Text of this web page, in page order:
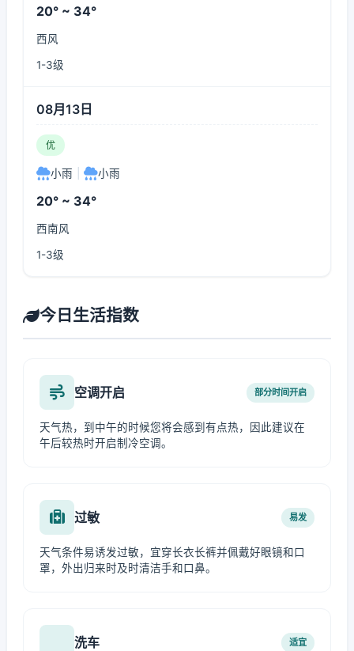
20° ~ 34°
西风
1-3级
08月13日
优
小雨 小雨
20° ~ 34°
西南风
1-3级
今日生活指数
空调开启 部分时间开启
天气热，到中午的时候您将会感到有点热，因此建议在
午后较热时开启制冷空调。
过敏 易发
天气条件易诱发过敏，宜穿长衣长裤并佩戴好眼镜和口
罩，外出归来时及时清洁手和口鼻。
洗车 适宜